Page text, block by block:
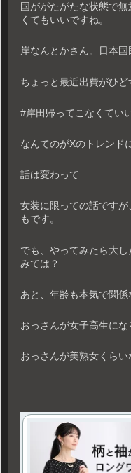
国ががたがたな状態で
くてもいいですね。
岸なんとかさん。日本国
ちょっと最近出費がひど
#岸田帰ってこなくてい
なんてのがXのトレンド
話は変わって
女装に限っての話です
もです。
でも、やってみたら大
みては？
あと、年齢も本気で関係
おっさんが女子高生に
おっさんが美熟女くらい